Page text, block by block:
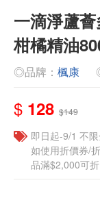
一滴淨蘆
柑橘精油
◎品牌： 楓康
$ 128 $149
即日起-9/1 不
如使用折價券/
品滿$2,000可